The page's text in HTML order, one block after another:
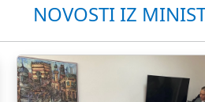
NOVOSTI IZ